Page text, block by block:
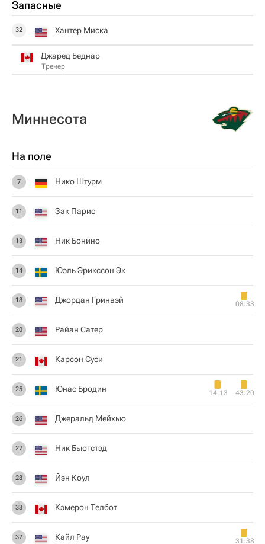
Запасные
32 Хантер Миска
Джаред Беднар
Тренер
Миннесота
На поле
7 Нико Штурм
11 Зак Парис
13 Ник Бонино
14 Юэль Эрикссон Эк
18 Джордан Гринвэй 08:33
20 Райан Сатер
21 Карсон Суси
25 Юнас Бродин 14:13 43:20
26 Джеральд Мейхью
27 Ник Бьюгстэд
28 Йэн Коул
33 Кэмерон Телбот
37 Кайл Рау 31:38